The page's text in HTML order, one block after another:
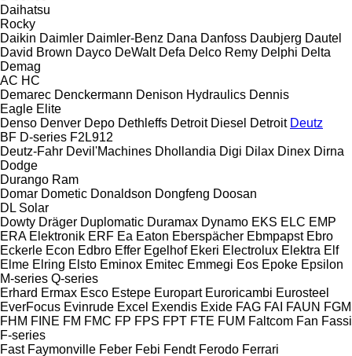
Daihatsu
Rocky
Daikin Daimler Daimler-Benz Dana Danfoss Daubjerg Dautel
David Brown Dayco DeWalt Defa Delco Remy Delphi Delta
Demag
AC HC
Demarec Denckermann Denison Hydraulics Dennis
Eagle Elite
Denso Denver Depo Dethleffs Detroit Diesel Detroit Deutz
BF D-series F2L912
Deutz-Fahr Devil'Machines Dhollandia Digi Dilax Dinex Dirna
Dodge
Durango Ram
Domar Dometic Donaldson Dongfeng Doosan
DL Solar
Dowty Dräger Duplomatic Duramax Dynamo EKS ELC EMP
ERA Elektronik ERF Ea Eaton Eberspächer Ebmpapst Ebro
Eckerle Econ Edbro Effer Egelhof Ekeri Electrolux Elektra Elf
Elme Elring Elsto Eminox Emitec Emmegi Eos Epoke Epsilon
M-series Q-series
Erhard Ermax Esco Estepe Europart Euroricambi Eurosteel
EverFocus Evinrude Excel Exendis Exide FAG FAI FAUN FGM
FHM FINE FM FMC FP FPS FPT FTE FUM Faltcom Fan Fassi
F-series
Fast Faymonville Feber Febi Fendt Ferodo Ferrari